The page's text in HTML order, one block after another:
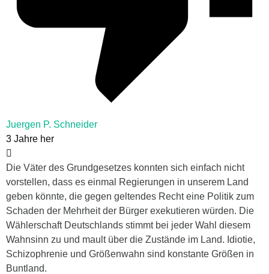
Juergen P. Schneider
3 Jahre her
Die Väter des Grundgesetzes konnten sich einfach nicht
vorstellen, dass es einmal Regierungen in unserem Land
geben könnte, die gegen geltendes Recht eine Politik zum
Schaden der Mehrheit der Bürger exekutieren würden. Die
Wählerschaft Deutschlands stimmt bei jeder Wahl diesem
Wahnsinn zu und mault über die Zustände im Land. Idiotie,
Schizophrenie und Größenwahn sind konstante Größen in
Buntland.